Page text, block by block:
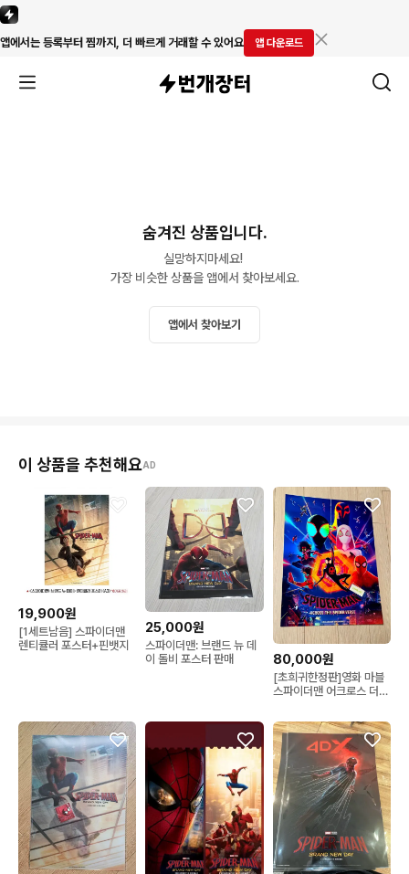
앱에서는 등록부터 찜까지, 더 빠르게 거래할 수 있어요 앱 다운로드
숨겨진 상품입니다.
실망하지마세요!
가장 비슷한 상품을 앱에서 찾아보세요.
앱에서 찾아보기
이 상품을 추천해요AD
19,900원
[1세트남음] 스파이더맨
렌티큘러 포스터+핀뱃지
25,000원
스파이더맨: 브랜드 뉴 데
이 돌비 포스터 판매
80,000원
[초희귀한정판]영화 마블
스파이더맨 어크로스 더
가공 특전 포스터(A3) 어
더유 어스파 뉴스파 어크
로스 더 유니버스 포스터